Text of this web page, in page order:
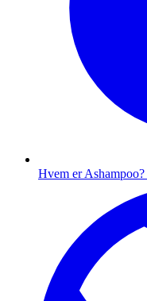
Hvem er Ashampoo?